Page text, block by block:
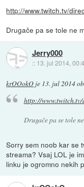
http://www.twitch.tv/
Drugače pa se tole ne
Jerry000
:: 13. jul 2014,
krOOokO je 13. jul 2014
http://
Drugače pa se tole
Sorry sem noob kar se
streama? Vsaj LOL je
linku je ogromno nekih